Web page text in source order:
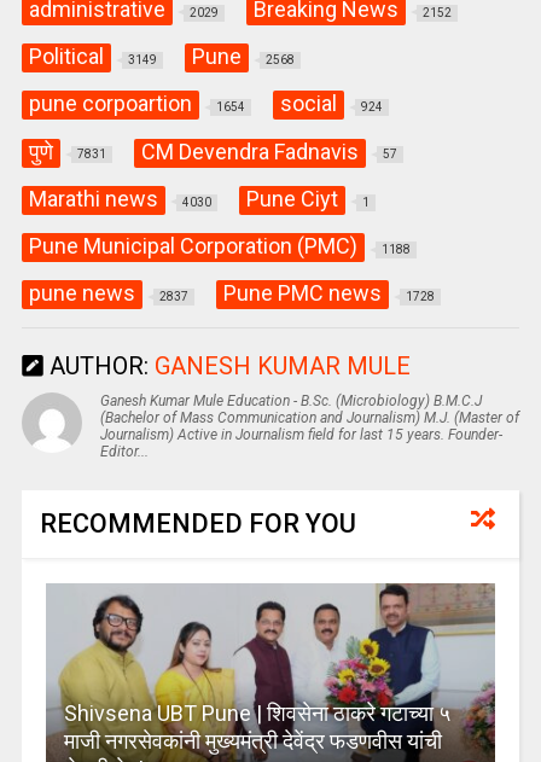
administrative 2029 Breaking News 2152
Political 3149 Pune 2568
pune corpoartion 1654 social 924
पुणे 7831 CM Devendra Fadnavis 57
Marathi news 4030 Pune Ciyt 1
Pune Municipal Corporation (PMC) 1188
pune news 2837 Pune PMC news 1728
AUTHOR: GANESH KUMAR MULE
Ganesh Kumar Mule Education - B.Sc. (Microbiology) B.M.C.J
(Bachelor of Mass Communication and Journalism) M.J. (Master of
Journalism) Active in Journalism field for last 15 years. Founder-
Editor...
RECOMMENDED FOR YOU
Shivsena UBT Pune | शिवसेना ठाकरे गटाच्या ५
माजी नगरसेवकांनी मुख्यमंत्री देवेंद्र फडणवीस यांची